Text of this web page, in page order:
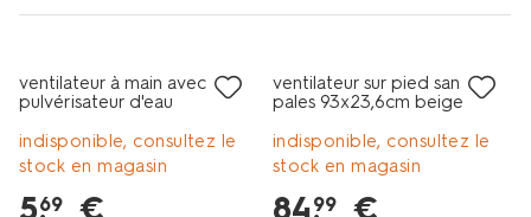
ventilateur à main avec
pulvérisateur d'eau
indisponible, consultez le
stock en magasin
5.
69 €
ventilateur sur pied sans
pales 93x23,6cm beige
indisponible, consultez le
stock en magasin
84.
99 €